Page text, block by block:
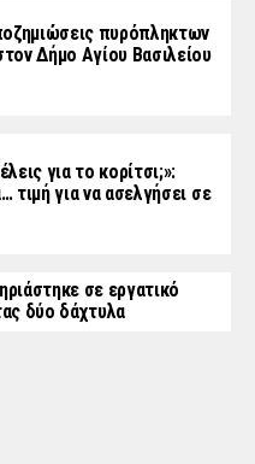
πυρόπληκτων
Δήμο Αγίου Βασιλείου
για το κορίτσι;»:
τιμή για να ασελγήσει σε
σε εργατικό
δύο δάχτυλα